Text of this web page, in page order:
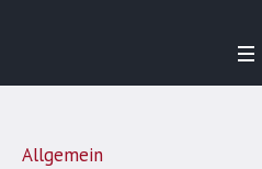
Allgemein